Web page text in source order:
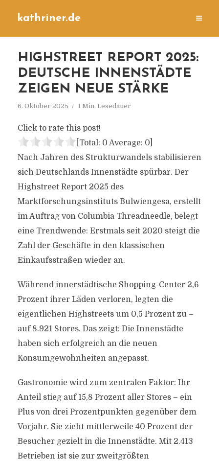
kathriner.de
HIGHSTREET REPORT 2025:
DEUTSCHE INNENSTÄDTE
ZEIGEN NEUE STÄRKE
6. Oktober 2025 1 Min. Lesedauer
Click to rate this post!
[Total: 0 Average: 0]
Nach Jahren des Strukturwandels stabilisieren
sich Deutschlands Innenstädte spürbar. Der
Highstreet Report 2025 des
Marktforschungsinstituts Bulwiengesa, erstellt
im Auftrag von Columbia Threadneedle, belegt
eine Trendwende: Erstmals seit 2020 steigt die
Zahl der Geschäfte in den klassischen
Einkaufsstraßen wieder an.
Während innerstädtische Shopping-Center 2,6
Prozent ihrer Läden verloren, legten die
eigentlichen Highstreets um 0,5 Prozent zu –
auf 8.921 Stores. Das zeigt: Die Innenstädte
haben sich erfolgreich an die neuen
Konsumgewohnheiten angepasst.
Gastronomie wird zum zentralen Faktor: Ihr
Anteil stieg auf 15,8 Prozent aller Stores – ein
Plus von drei Prozentpunkten gegenüber dem
Vorjahr. Sie zieht mittlerweile 40 Prozent der
Besucher gezielt in die Innenstädte. Mit 2.413
Betrieben ist sie zur zweitgrößten